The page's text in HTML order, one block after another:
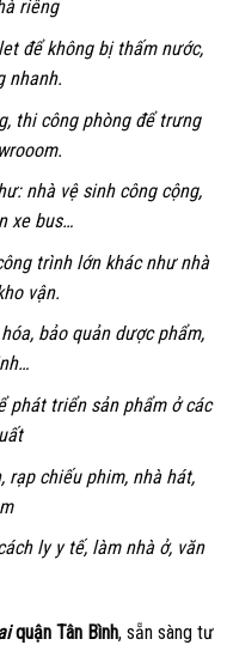
riêng
để không bị thấm nước,
nhanh.
thi công phòng để trưng
nhà vệ sinh công cộng,
xe bus…
trình lớn khác như nhà
vận.
bảo quản dược phẩm,
phát triển sản phẩm ở các
rạp chiếu phim, nhà hát,
ly y tế, làm nhà ở, văn
quận Tân Bình, sẵn sàng tư